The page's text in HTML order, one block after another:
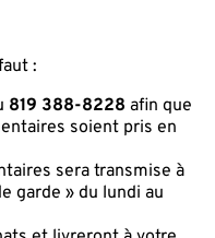
:
819 388-8228 afin que
soient pris en
sera transmise à
garde » du lundi au